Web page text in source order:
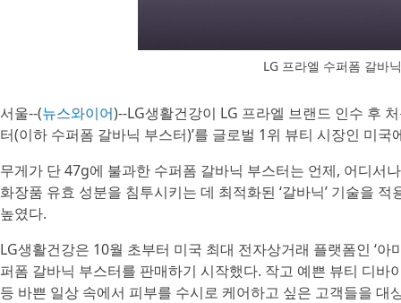
LG 프라엘 수퍼폼 갈바
서울--(뉴스와이어)--LG생활건강이 LG 프라엘 브랜드 인수 후
터(이하 수퍼폼 갈바닉 부스터)’를 글로벌 1위 뷰티 시장인 미국
무게가 단 47g에 불과한 수퍼폼 갈바닉 부스터는 언제, 어디서
화장품 유효 성분을 침투시키는 데 최적화된 ‘갈바닉’ 기술을
높였다.
LG생활건강은 10월 초부터 미국 최대 전자상거래 플랫폼인 ‘아
퍼폼 갈바닉 부스터를 판매하기 시작했다. 작고 예쁜 뷰티 디
등 바쁜 일상 속에서 피부를 수시로 케어하고 싶은 고객들을